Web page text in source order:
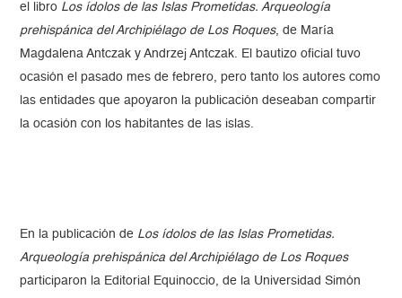
el libro Los ídolos de las Islas Prometidas. Arqueología
prehispánica del Archipiélago de Los Roques, de María
Magdalena Antczak y Andrzej Antczak. El bautizo oficial tuvo
ocasión el pasado mes de febrero, pero tanto los autores como
las entidades que apoyaron la publicación deseaban compartir
la ocasión con los habitantes de las islas.
En la publicación de Los ídolos de las Islas Prometidas.
Arqueología prehispánica del Archipiélago de Los Roques
participaron la Editorial Equinoccio, de la Universidad Simón